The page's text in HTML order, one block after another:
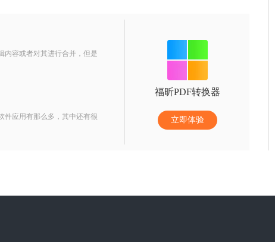
内容或者对其进行合并，但是
件应用有那么多，其中还有很
福昕PDF转换器
立即体验